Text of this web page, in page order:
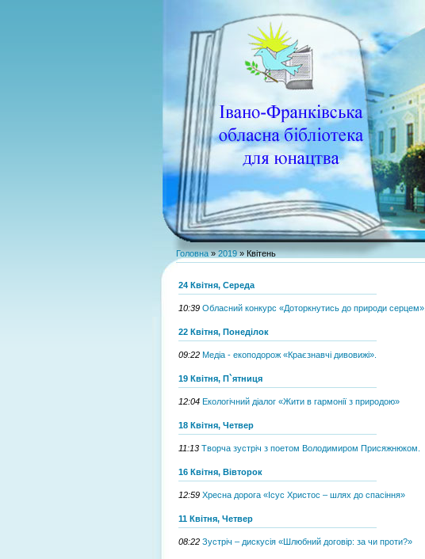
Головна»2019 » Квітень
24 Квітня, Середа
10:39 Обласний конкурс «Доторкнутись до природи серцем».
22 Квітня, Понеділок
09:22 Медіа - екоподорож «Краєзнавчі дивовижі».
19 Квітня, П`ятниця
12:04 Екологічний діалог «Жити в гармонії з природою»
18 Квітня, Четвер
11:13 Творча зустріч з поетом Володимиром Присяжнюком.
16 Квітня, Вівторок
12:59 Хресна дорога «Ісус Христос – шлях до спасіння»
11 Квітня, Четвер
08:22 Зустріч – дискусія «Шлюбний договір: за чи проти?»